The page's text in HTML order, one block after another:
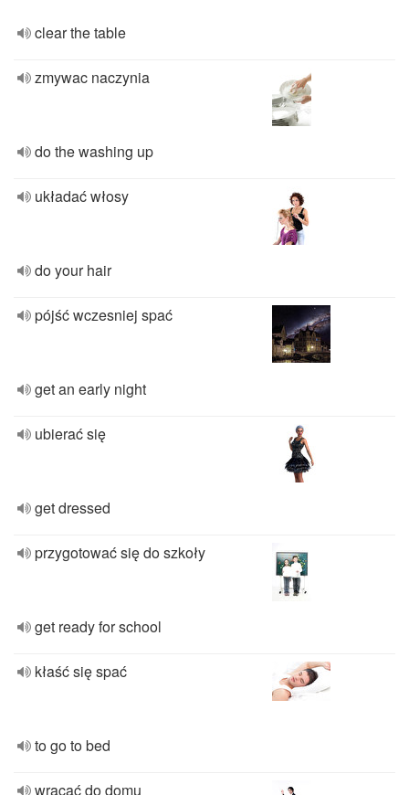
clear the table
zmywac naczynia
do the washing up
układać włosy
do your hair
pójść wczesniej spać
get an early night
ubierać się
get dressed
przygotować się do szkoły
get ready for school
kłaść się spać
to go to bed
wracać do domu